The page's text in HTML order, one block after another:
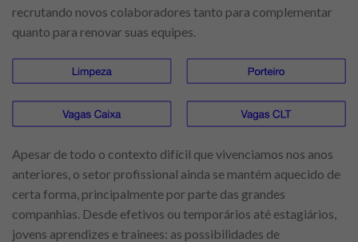
recrutando novos colaboradores tanto para complementar
quanto para renovar suas equipes.
Apesar de todo o contexto difícil que vivenciamos nos anos
anteriores, o setor profissional ainda se mantém aquecido de
certa forma, principalmente por parte das grandes
companhias. Desde efetivos ou temporários até estagiários,
jovens aprendizes e trainees: as possibilidades de